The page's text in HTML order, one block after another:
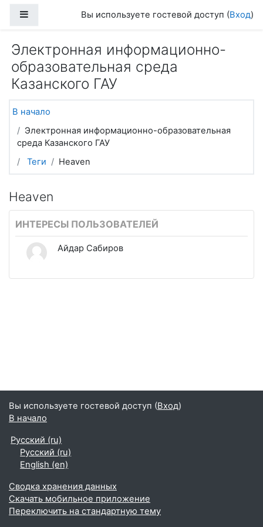
Боковая панельВы используете гостевой доступ (Вход)
Электронная информационно-
образовательная среда
Казанского ГАУ
В начало
Электронная информационно-образовательная
среда Казанского ГАУ
Теги
Heaven
Heaven
ИНТЕРЕСЫ ПОЛЬЗОВАТЕЛЕЙ
Айдар Сабиров
Вы используете гостевой доступ (Вход)
В начало
Русский ‎(ru)‎
Русский ‎(ru)‎
English ‎(en)‎
Сводка хранения данных
Скачать мобильное приложение
Переключить на стандартную тему